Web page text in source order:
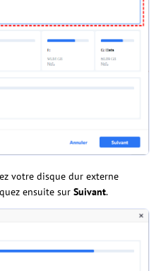
votre disque dur externe
ensuite sur Suivant.